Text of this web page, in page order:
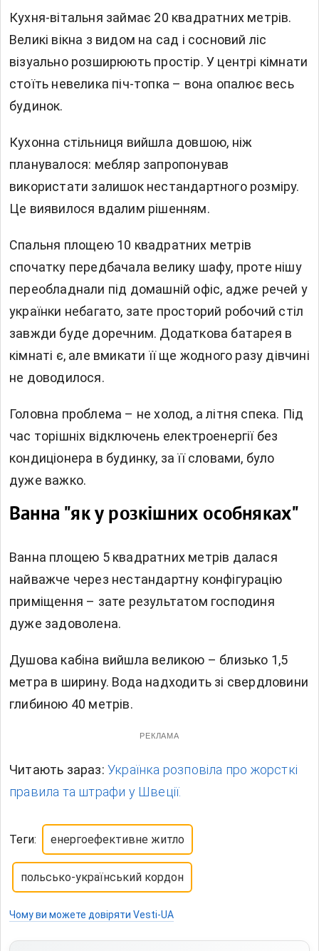
Кухня-вітальня займає 20 квадратних метрів.
Великі вікна з видом на сад і сосновий ліс
візуально розширюють простір. У центрі кімнати
стоїть невелика піч-топка – вона опалює весь
будинок.
Кухонна стільниця вийшла довшою, ніж
планувалося: мебляр запропонував
використати залишок нестандартного розміру.
Це виявилося вдалим рішенням.
Спальня площею 10 квадратних метрів
спочатку передбачала велику шафу, проте нішу
переобладнали під домашній офіс, адже речей у
українки небагато, зате просторий робочий стіл
завжди буде доречним. Додаткова батарея в
кімнаті є, але вмикати її ще жодного разу дівчині
не доводилося.
Головна проблема – не холод, а літня спека. Під
час торішніх відключень електроенергії без
кондиціонера в будинку, за її словами, було
дуже важко.
Ванна "як у розкішних особняках"
Ванна площею 5 квадратних метрів далася
найважче через нестандартну конфігурацію
приміщення – зате результатом господиня
дуже задоволена.
Душова кабіна вийшла великою – близько 1,5
метра в ширину. Вода надходить зі свердловини
глибиною 40 метрів.
РЕКЛАМА
Читають зараз: Українка розповіла про жорсткі
правила та штрафи у Швеції.
Теги: енергоефективне житло
польсько-український кордон
Чому ви можете довіряти Vesti-UA